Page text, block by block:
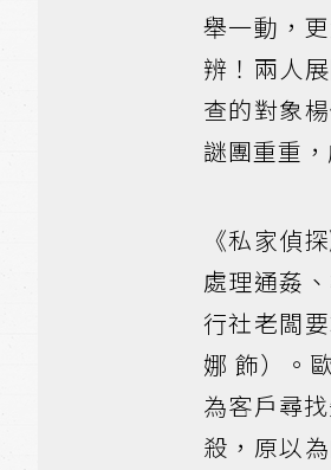
舉一動，
辨！兩人
查的對象
謎團重重
《私家偵
處理通姦
行社老闆
娜 飾）。
為客戶尋
殺，原以